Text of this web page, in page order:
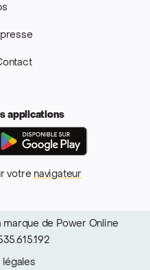
applications
Store
votre navigateur
marque de Power Online
légales